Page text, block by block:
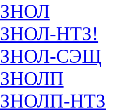
ЗНОЛ
ЗНОЛ-НТЗ!
ЗНОЛ-СЭЩ
ЗНОЛП
ЗНОЛП-НТЗ